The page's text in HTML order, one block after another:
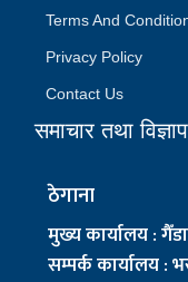
Terms And
Privacy Policy
Contact Us
समाचार तथा
ठेगाना
मुख्य कार्यालय :
सम्पर्क कार्यालय :